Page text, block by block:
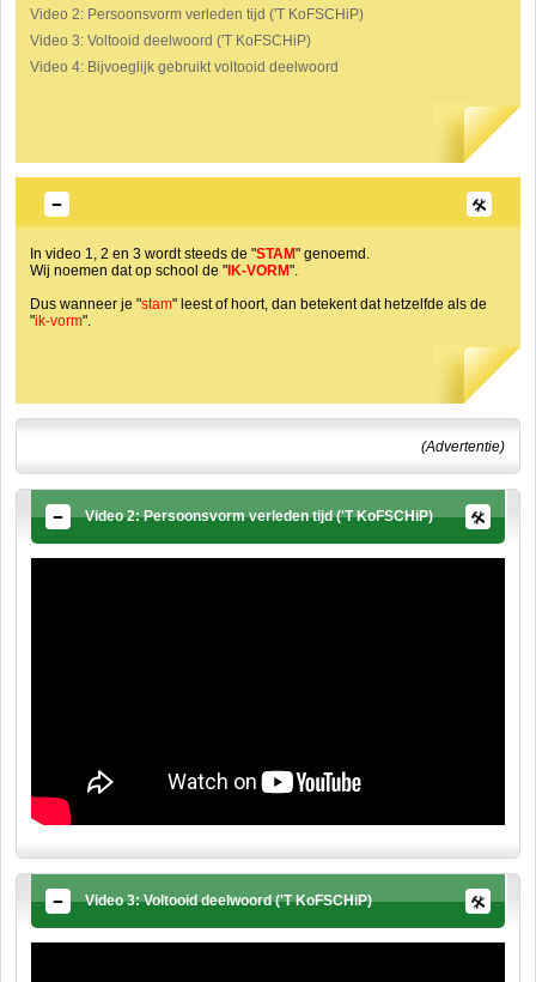
Video 2: Persoonsvorm verleden tijd ('T KoFSCHiP)
Video 3: Voltooid deelwoord ('T KoFSCHiP)
Video 4: Bijvoeglijk gebruikt voltooid deelwoord
In video 1, 2 en 3 wordt steeds de "STAM" genoemd.
Wij noemen dat op school de "IK-VORM".
Dus wanneer je "stam" leest of hoort, dan betekent dat hetzelfde als de
"ik-vorm".
(Advertentie)
Video 2: Persoonsvorm verleden tijd ('T KoFSCHiP)
Video 3: Voltooid deelwoord ('T KoFSCHiP)